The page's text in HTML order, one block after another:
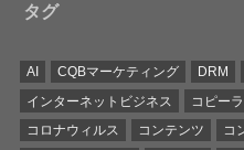
タグ
AI CQBマーケティング DRM
インターネットビジネス
コピー
コロナウィルス
コンテンツ
コ